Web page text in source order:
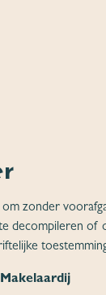
zonder
decompileren of